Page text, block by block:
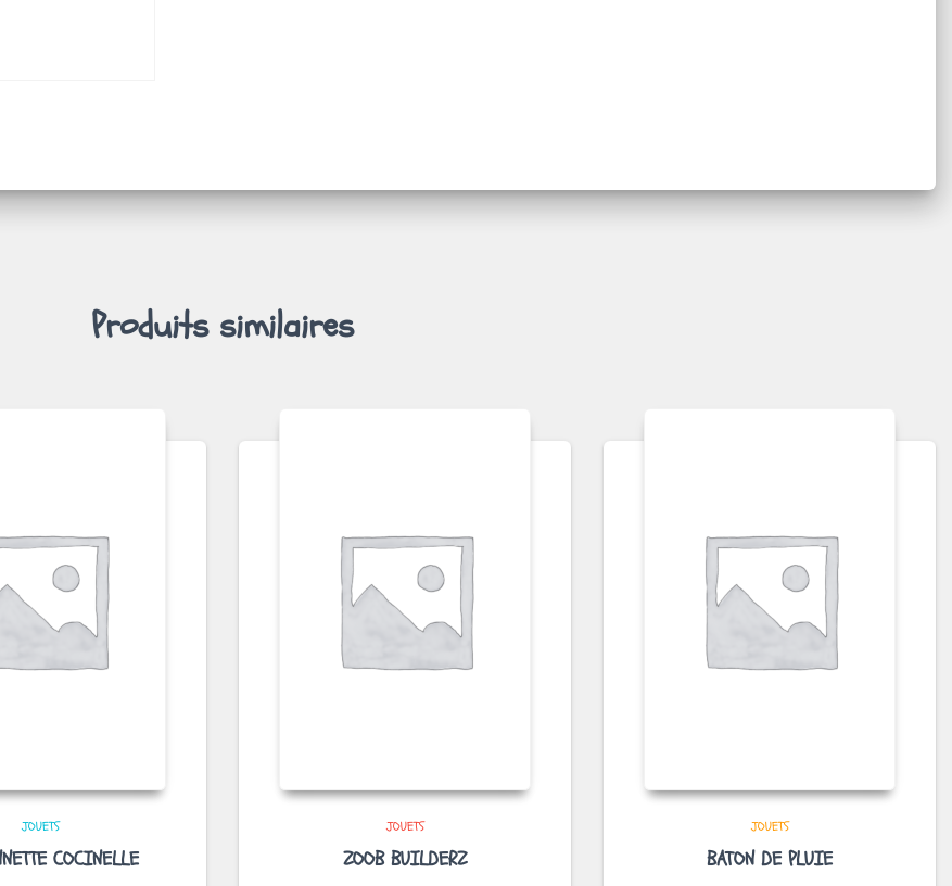
Produits similaires
JOUETS
COCINELLE
JOUETS
ZOOB BUILDERZ
JOUETS
BATON DE PLUIE